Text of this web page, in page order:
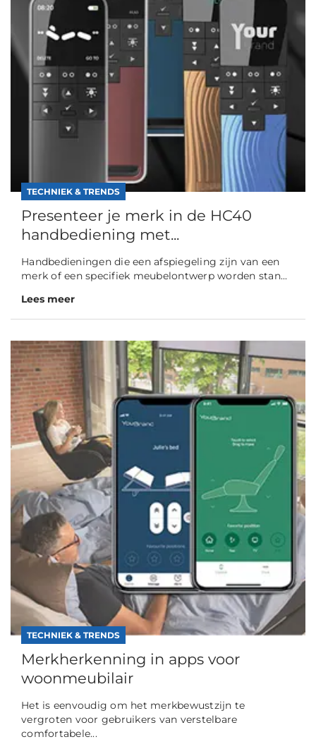
TECHNIEK & TRENDS
Presenteer je merk in de HC40
handbediening met...
Handbedieningen die een afspiegeling zijn van een
merk of een specifiek meubelontwerp worden stan...
Lees meer
TECHNIEK & TRENDS
Merkherkenning in apps voor
woonmeubilair
Het is eenvoudig om het merkbewustzijn te
vergroten voor gebruikers van verstelbare
comfortabele...